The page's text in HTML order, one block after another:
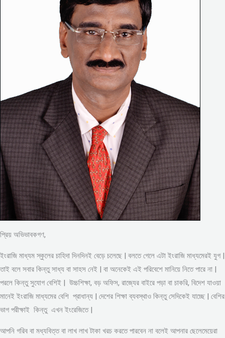
প্রিয় অভিভাবকগণ,
ইংরাজি মাধ্যম স্কুলের চাহিদা দিনদিনই বেড়ে চলেছে | বলতে গেলে এটা ইংরাজি মাধ্যমেরই যুগ |
তাই বলে সবার কিন্তু সাধ্য বা সাহস নেই | বা অনেকেই এই পরিবেশে মানিয়ে নিতে পারে না |
পরলে কিন্তু সুযোগ বেশিই | উচ্চশিক্ষা, বড় অফিস, রাজ্যের বাইরে পড়া বা চাকরি, বিদেশ যাওয়া
মানেই ইংরাজি মাধ্যমের বেশি প্রাধান্য | দেশের শিক্ষা ব্যবস্থাও কিন্তু সেদিকেই যাচ্ছে | বেশির
ভাগ পরীক্ষাই কিন্তু এখন ইংরেজিতে |
আপনি গরিব বা মধ্যবিত্ত বা লাখ লাখ টাকা খরচ করতে পারবেন না বলেই আপনার ছেলেমেয়েরা